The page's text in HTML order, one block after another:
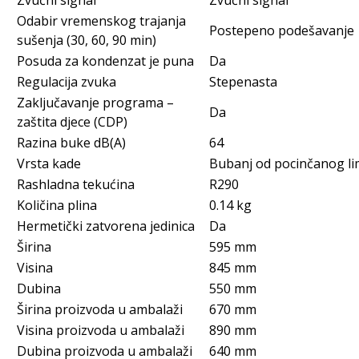
Odabir vremenskog trajanja
sušenja (30, 60, 90 min)
Postepeno podešavanje
Posuda za kondenzat je puna
Da
Regulacija zvuka
Stepenasta
Zaključavanje programa –
zaštita djece (CDP)
Da
Razina buke dB(A)
64
Vrsta kade
Bubanj od pocinčanog
Rashladna tekućina
R290
Količina plina
0.14 kg
Hermetički zatvorena jedinica
Da
Širina
595 mm
Visina
845 mm
Dubina
550 mm
Širina proizvoda u ambalaži
670 mm
Visina proizvoda u ambalaži
890 mm
Dubina proizvoda u ambalaži
640 mm